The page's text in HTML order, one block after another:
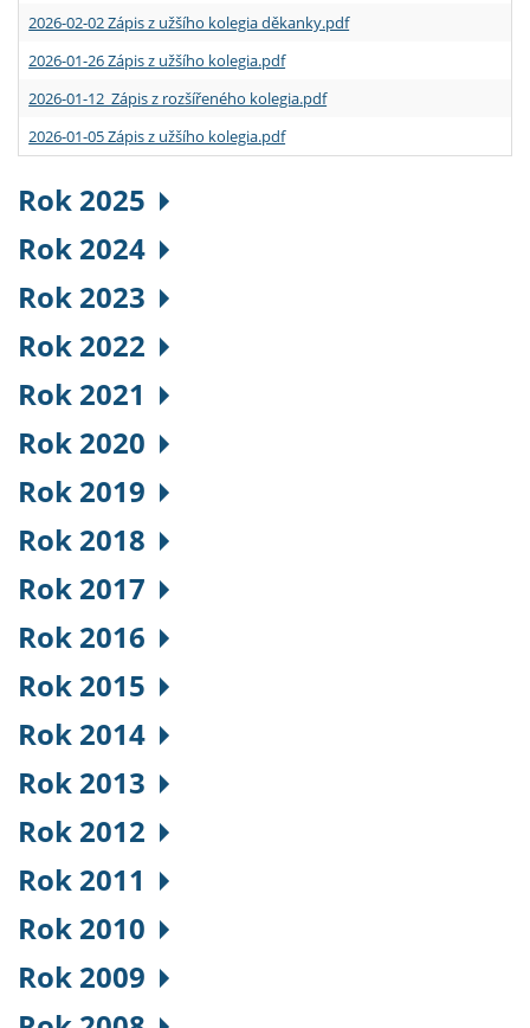
2026-02-02 Zápis z užšího kolegia děkanky.pdf
2026-01-26 Zápis z užšího kolegia.pdf
2026-01-12 Zápis z rozšířeného kolegia.pdf
2026-01-05 Zápis z užšího kolegia.pdf
Rok 2025
Rok 2024
Rok 2023
Rok 2022
Rok 2021
Rok 2020
Rok 2019
Rok 2018
Rok 2017
Rok 2016
Rok 2015
Rok 2014
Rok 2013
Rok 2012
Rok 2011
Rok 2010
Rok 2009